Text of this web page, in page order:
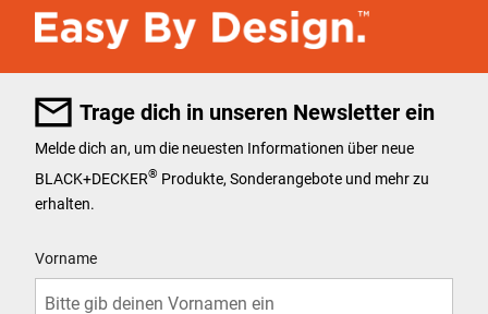
Trage dich in unseren Newsletter ein
Melde dich an, um die neuesten Informationen über neue
BLACK+DECKER® Produkte, Sonderangebote und mehr zu
erhalten.
Vorname